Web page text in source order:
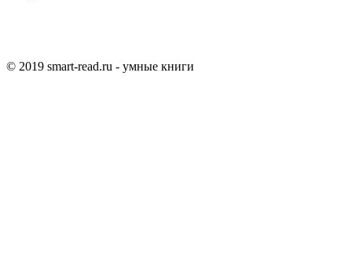
© 2019 smart-read.ru - умные книги